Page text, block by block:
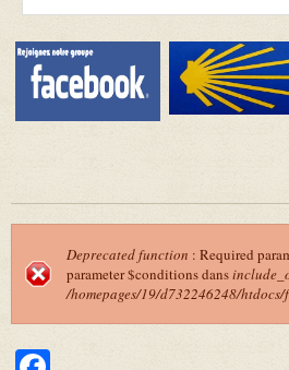
Message d'erreur
Deprecated function : Required
parameter $conditions dans
/homepages/19/d732246248/